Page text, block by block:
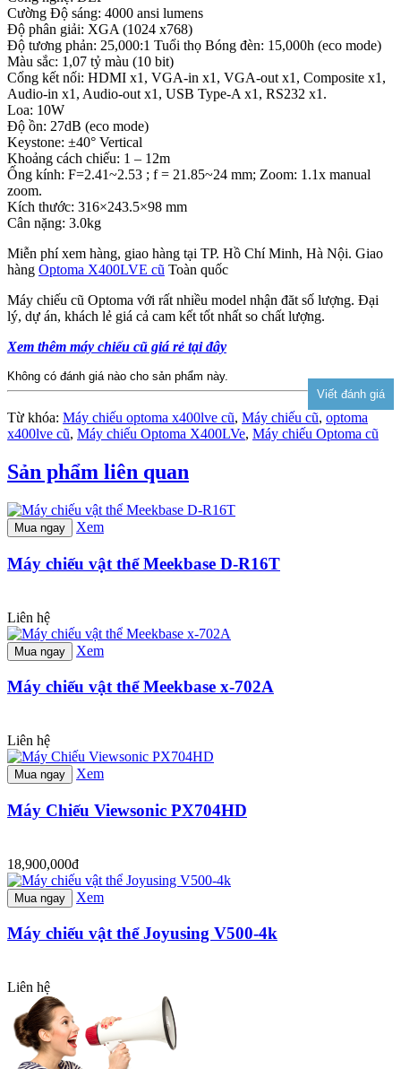
Cường Độ sáng: 4000 ansi lumens
Độ phân giải: XGA (1024 x768)
Độ tương phản: 25,000:1 Tuổi thọ Bóng đèn: 15,000h (eco mode)
Màu sắc: 1,07 tỷ màu (10 bit)
Cổng kết nối: HDMI x1, VGA-in x1, VGA-out x1, Composite x1,
Audio-in x1, Audio-out x1, USB Type-A x1, RS232 x1.
Loa: 10W
Độ ồn: 27dB (eco mode)
Keystone: ±40° Vertical
Khoảng cách chiếu: 1 – 12m
Ống kính: F=2.41~2.53 ; f = 21.85~24 mm; Zoom: 1.1x manual
zoom.
Kích thước: 316×243.5×98 mm
Cân nặng: 3.0kg
Miễn phí xem hàng, giao hàng tại TP. Hồ Chí Minh, Hà Nội. Giao
hàng Optoma X400LVE cũ Toàn quốc
Máy chiếu cũ Optoma với rất nhiều model nhận đăt số lượng. Đại
lý, dự án, khách lẻ giá cả cam kết tốt nhất so chất lượng.
Xem thêm máy chiếu cũ giá rẻ tại đây
Không có đánh giá nào cho sản phẩm này.
Từ khóa: Máy chiếu optoma x400lve cũ, Máy chiếu cũ, optoma
x400lve cũ, Máy chiếu Optoma X400LVe, Máy chiếu Optoma cũ
Sản phẩm liên quan
Mua ngay Xem
Máy chiếu vật thể Meekbase D-R16T
Liên hệ
Mua ngay Xem
Máy chiếu vật thể Meekbase x-702A
Liên hệ
Mua ngay Xem
Máy Chiếu Viewsonic PX704HD
18,900,000đ
Mua ngay Xem
Máy chiếu vật thể Joyusing V500-4k
Liên hệ